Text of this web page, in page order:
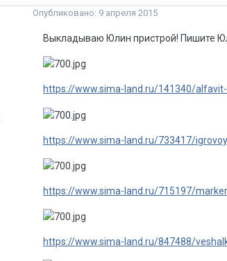
Опубликовано: 9 апреля 2015
Выкладываю Юлин пристрой! Пишите
https://www.sima-land.ru/141340/
https://www.sima-land.ru/733417/
https://www.sima-land.ru/715197/
https://www.sima-land.ru/847488/